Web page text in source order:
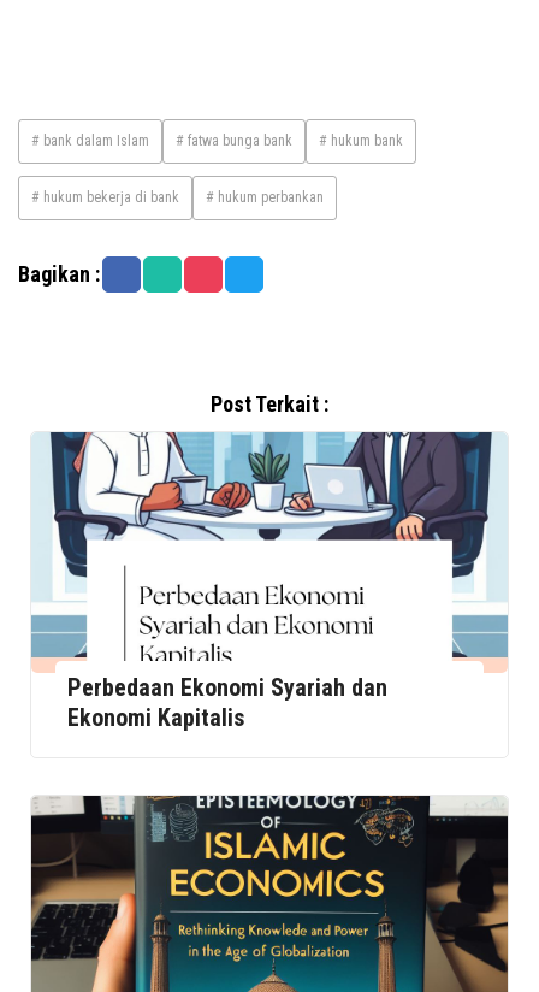
# bank dalam Islam # fatwa bunga bank # hukum bank
# hukum bekerja di bank # hukum perbankan
Bagikan :
Post Terkait :
Perbedaan Ekonomi Syariah dan
Ekonomi Kapitalis